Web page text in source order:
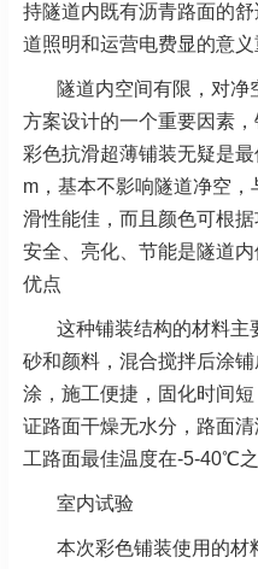
持隧道内既有沥青路面的
道照明和运营电费显的意义
隧道内空间有限，对净
方案设计的一个重要因素
彩色抗滑超薄铺装无疑是
m，基本不影响隧道净空
滑性能佳，而且颜色可根
安全、亮化、节能是隧道
优点
这种铺装结构的材料主
砂和颜料，混合搅拌后涂
涂，施工便捷，固化时间
证路面干燥无水分，路面
工路面最佳温度在-5-40℃
室内试验
本次彩色铺装使用的材